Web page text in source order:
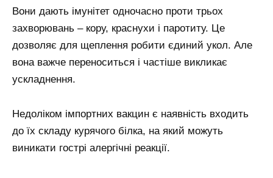
Вони дають імунітет одночасно проти трьох
захворювань – кору, краснухи і паротиту. Це
дозволяє для щеплення робити єдиний укол. Але
вона важче переноситься і частіше викликає
ускладнення.
Недоліком імпортних вакцин є наявність входить
до їх складу курячого білка, на який можуть
виникати гострі алергічні реакції.